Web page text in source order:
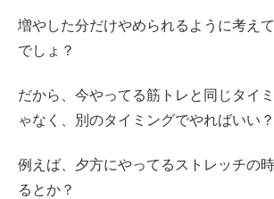
増やした分だけやめられるように考え
でしょ？
だから、今やってる筋トレと同じタイ
ゃなく、別のタイミングでやればいい
例えば、夕方にやってるストレッチの
るとか？